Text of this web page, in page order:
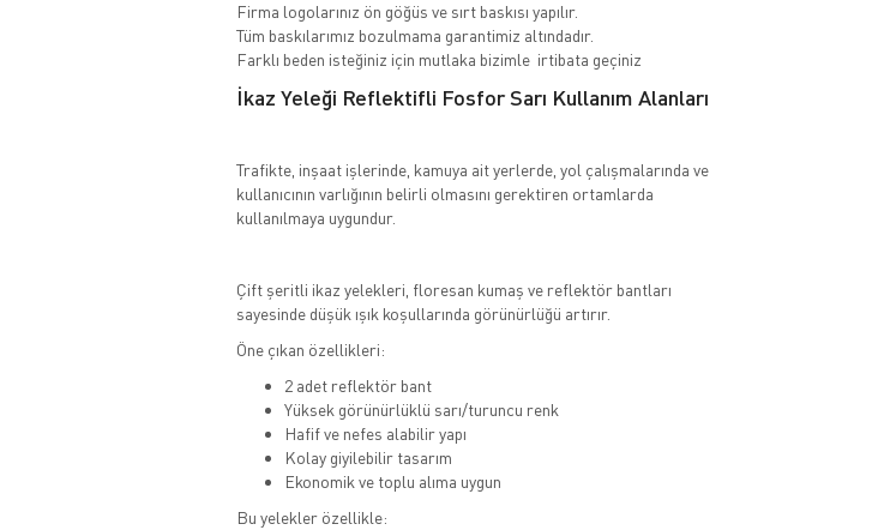
Firma logolarınız ön göğüs ve sırt baskısı yapılır.
Tüm baskılarımız bozulmama garantimiz altındadır.
Farklı beden isteğiniz için mutlaka bizimle irtibata geçiniz
İkaz Yeleği Reflektifli Fosfor Sarı Kullanım Alanları
Trafikte, inşaat işlerinde, kamuya ait yerlerde, yol çalışmalarında ve
kullanıcının varlığının belirli olmasını gerektiren ortamlarda
kullanılmaya uygundur.
Çift şeritli ikaz yelekleri, floresan kumaş ve reflektör bantları
sayesinde düşük ışık koşullarında görünürlüğü artırır.
Öne çıkan özellikleri:
2 adet reflektör bant
Yüksek görünürlüklü sarı/turuncu renk
Hafif ve nefes alabilir yapı
Kolay giyilebilir tasarım
Ekonomik ve toplu alıma uygun
Bu yelekler özellikle: